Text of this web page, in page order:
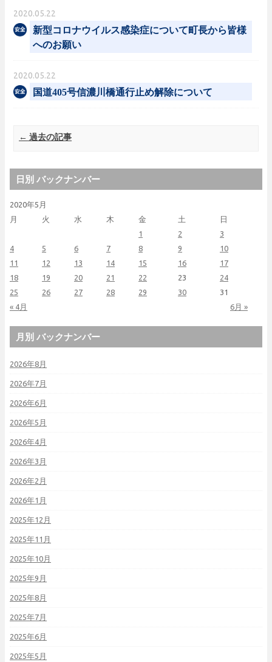
2020.05.22
新型コロナウイルス感染症について町長から皆様
へのお願い
2020.05.22
国道405号信濃川橋通行止め解除について
Post navigation
← 過去の記事
日別 バックナンバー
2020年5月
月
火 水 木 金 土 日
« 4月 6月 »
1 2
3
4
5 6 7 8 9
10
11
12 13 14 15 16
17
18
19 20 21 22 23
24
25
26 27 28 29 30 31
月別 バックナンバー
2026年8月
2026年7月
2026年6月
2026年5月
2026年4月
2026年3月
2026年2月
2026年1月
2025年12月
2025年11月
2025年10月
2025年9月
2025年8月
2025年7月
2025年6月
2025年5月